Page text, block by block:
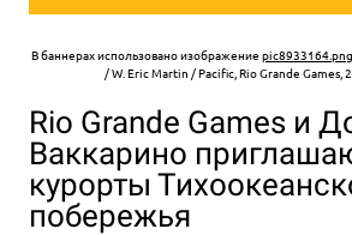
В баннерах использовано изображение pic8933164.png
/ W. Eric Martin / Pacific, Rio Grande Games,
Rio Grande Games и
Ваккарино
курорты
побережья